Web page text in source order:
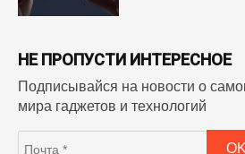
НЕ ПРОПУСТИ ИНТЕРЕСНОЕ
Подписывайся на новости о
мира гаджетов и технологий